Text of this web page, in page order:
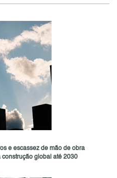
e escassez de mão de obra
global até 2030